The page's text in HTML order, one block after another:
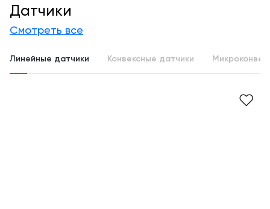
Датчики
Смотреть все
Линейные датчики Конвексные датчики